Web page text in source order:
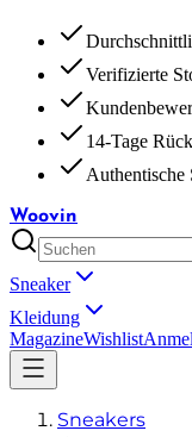
Verifizierte
14-Tage
Authentische
Woovin
Sneaker
Kleidung
MagazineWishlist
Sneakers